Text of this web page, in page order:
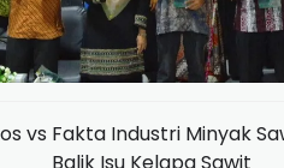
vs Fakta Industri Minyak